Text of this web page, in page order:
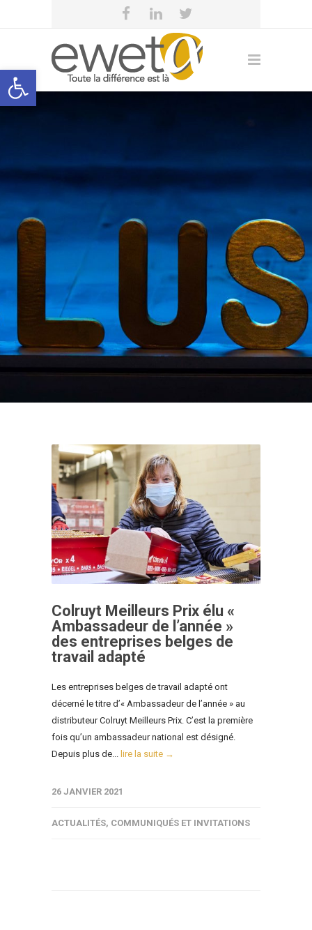
Open toolbar
Communiqués et
invitations
Colruyt Meilleurs Prix élu «
Ambassadeur de l’année »
des entreprises belges de
travail adapté
Les entreprises belges de travail adapté ont
décerné le titre d’« Ambassadeur de l’année » au
distributeur Colruyt Meilleurs Prix. C’est la première
fois qu’un ambassadeur national est désigné.
Depuis plus de...
lire la suite →
26 JANVIER 2021
ACTUALITÉS, COMMUNIQUÉS ET INVITATIONS